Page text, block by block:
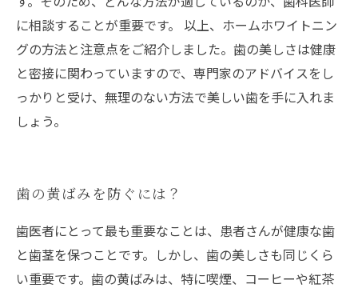
に相談することが重要です。 以上、ホームホワイトニン
グの方法と注意点をご紹介しました。歯の美しさは健康
と密接に関わっていますので、専門家のアドバイスをし
っかりと受け、無理のない方法で美しい歯を手に入れま
しょう。
歯の黄ばみを防ぐには？
歯医者にとって最も重要なことは、患者さんが健康な歯
と歯茎を保つことです。しかし、歯の美しさも同じくら
い重要です。歯の黄ばみは、特に喫煙、コーヒーや紅茶